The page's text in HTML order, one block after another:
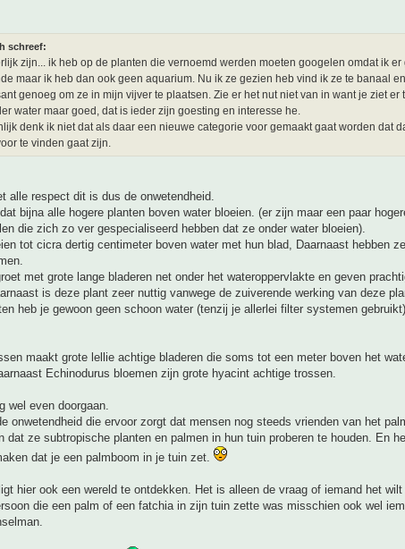
schreef:
zijn... ik heb op de planten die vernoemd werden moeten googelen omdat ik er
maar ik heb dan ook geen aquarium. Nu ik ze gezien heb vind ik ze te banaal
genoeg om ze in mijn vijver te plaatsen. Zie er het nut niet van in want je ziet er
water maar goed, dat is ieder zijn goesting en interesse he.
denk ik niet dat als daar een nieuwe categorie voor gemaakt gaat worden dat
te vinden gaat zijn.
alle respect dit is dus de onwetendheid.
bijna alle hogere planten boven water bloeien. (er zijn maar een paar
die zich zo ver gespecialiseerd hebben dat ze onder water bloeien).
tot cicra dertig centimeter boven water met hun blad, Daarnaast hebben
met grote lange bladeren net onder het wateroppervlakte en geven
is deze plant zeer nuttig vanwege de zuiverende werking van deze
heb je gewoon geen schoon water (tenzij je allerlei filter systemen gebruikt).
maakt grote lellie achtige bladeren die soms tot een meter boven het
Echinodurus bloemen zijn grote hyacint achtige trossen.
wel even doorgaan.
onwetendheid die ervoor zorgt dat mensen nog steeds vrienden van het
dat ze subtropische planten en palmen in hun tuin proberen te houden. En
dat je een palmboom in je tuin zet.
hier ook een wereld te ontdekken. Het is alleen de vraag of iemand het wilt
die een palm of een fatchia in zijn tuin zette was misschien ook wel